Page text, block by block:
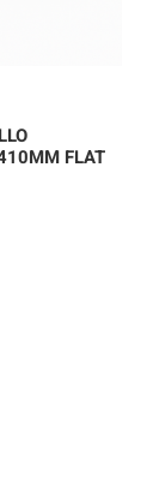
FLAT